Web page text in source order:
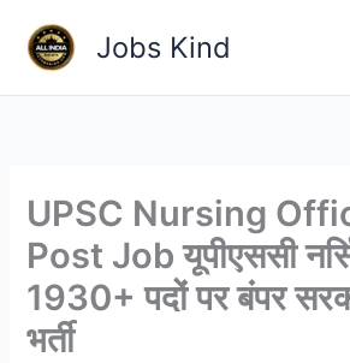
content
Jobs Kind
UPSC Nursing
Post Job यूपीएससी
1930+ पदों पर बंपर
भर्ती